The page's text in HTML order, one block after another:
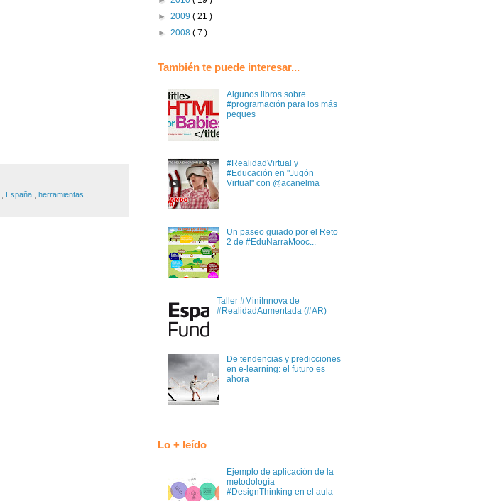
España herramientas
► 2009 ( 21 )
► 2008 ( 7 )
También te puede interesar...
Algunos libros sobre
#programación para los más
peques
#RealidadVirtual y
#Educación en "Jugón
Virtual" con @acanelma
Un paseo guiado por el Reto
2 de #EduNarraMooc...
Taller #MiniInnova de
#RealidadAumentada (#AR)
De tendencias y predicciones
en e-learning: el futuro es
ahora
Lo + leído
Ejemplo de aplicación de la
metodología
#DesignThinking en el aula